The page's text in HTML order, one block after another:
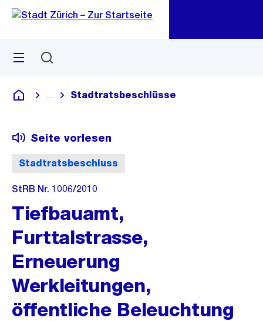
Navigation
Sprunglink
Menü
Deutsch
Blende alle Breadcrumbs ein
Stadtratsbeschlüsse
Stadtratsbeschluss
Seite vorlesen
StRB Nr. 1006/2010
Tiefbauamt,
Furttalstrasse,
Erneuerung
Werkleitungen,
öffentliche Beleuchtung